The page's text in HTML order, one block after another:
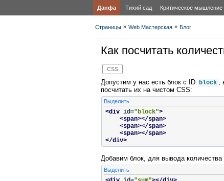
Данфа Тихий сад Критическое мышление
Страницы » Web Мастерская » Блог
Как посчитать
CSS
Допустим у нас есть блок с ID block ,
посчитать их на чистом CSS:
Выделить
<div id="block">
<span></span>
<span></span>
<span></span>
</div>
Добавим блок, для вывода количества
Выделить